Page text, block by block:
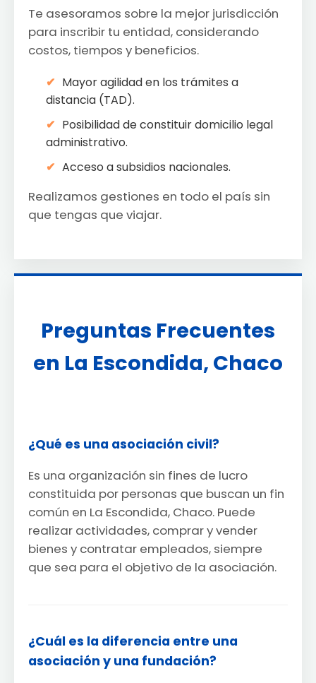
Te asesoramos sobre la mejor jurisdicción
para inscribir tu entidad, considerando
costos, tiempos y beneficios.
Mayor agilidad en los trámites a
distancia (TAD).
Posibilidad de constituir domicilio legal
administrativo.
Acceso a subsidios nacionales.
Realizamos gestiones en todo el país sin
que tengas que viajar.
Preguntas Frecuentes
en La Escondida, Chaco
¿Qué es una asociación civil?
Es una organización sin fines de lucro
constituida por personas que buscan un fin
común en La Escondida, Chaco. Puede
realizar actividades, comprar y vender
bienes y contratar empleados, siempre
que sea para el objetivo de la asociación.
¿Cuál es la diferencia entre una
asociación y una fundación?